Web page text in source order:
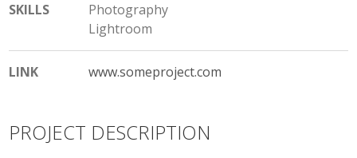
SKILLS
Photography
Lightroom
LINK www.someproject.com
PROJECT DESCRIPTION